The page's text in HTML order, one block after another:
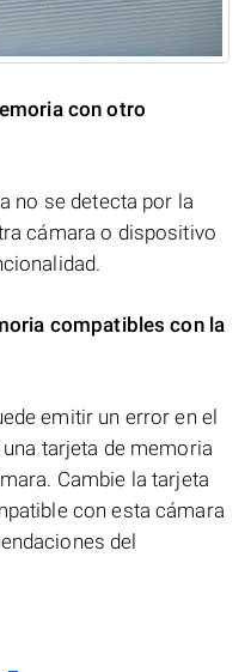
con otro
no se detecta por la
cámara o dispositivo
compatibles con la
emitir un error en el
tarjeta de memoria
Cambie la tarjeta
con esta cámara
del